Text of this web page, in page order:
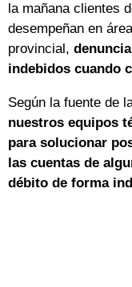
la mañana clientes
desempeñan en
provincial,
indebidos cuando
Según la fuente de
nuestros equipos
para solucionar
las cuentas de
débito de forma